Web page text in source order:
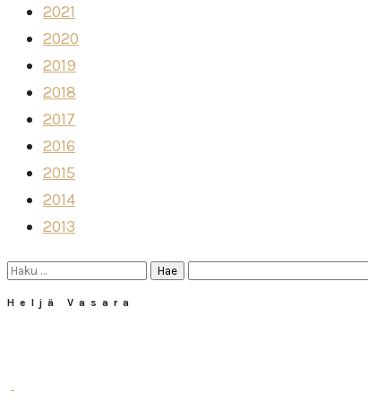
2021
2020
2019
2018
2017
2016
2015
2014
2013
Haku:
Heljä Vasara